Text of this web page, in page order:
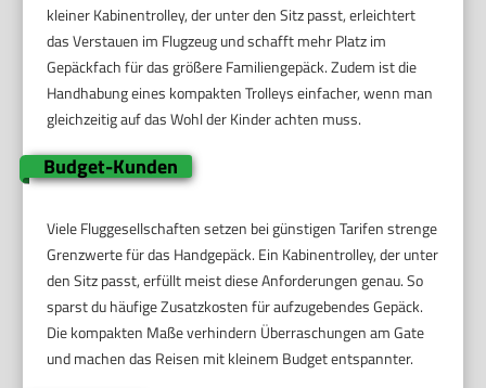
kleiner Kabinentrolley, der unter den Sitz passt, erleichtert
das Verstauen im Flugzeug und schafft mehr Platz im
Gepäckfach für das größere Familiengepäck. Zudem ist die
Handhabung eines kompakten Trolleys einfacher, wenn man
gleichzeitig auf das Wohl der Kinder achten muss.
Budget-Kunden
Viele Fluggesellschaften setzen bei günstigen Tarifen strenge
Grenzwerte für das Handgepäck. Ein Kabinentrolley, der unter
den Sitz passt, erfüllt meist diese Anforderungen genau. So
sparst du häufige Zusatzkosten für aufzugebendes Gepäck.
Die kompakten Maße verhindern Überraschungen am Gate
und machen das Reisen mit kleinem Budget entspannter.